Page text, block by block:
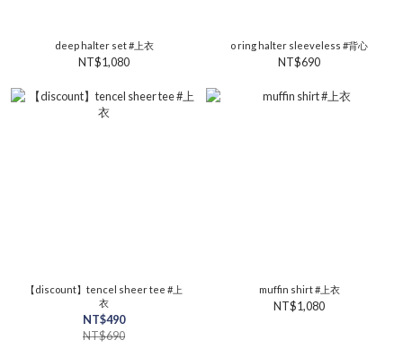
deep halter set #上衣
NT$1,080
o ring halter sleeveless #背心
NT$690
【discount】tencel sheer tee #上
衣
NT$490
NT$690
muffin shirt #上衣
NT$1,080